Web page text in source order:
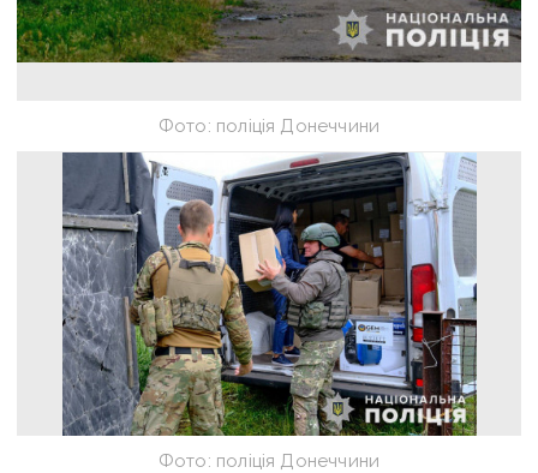
Фото: поліція Донеччини
Фото: поліція Донеччини